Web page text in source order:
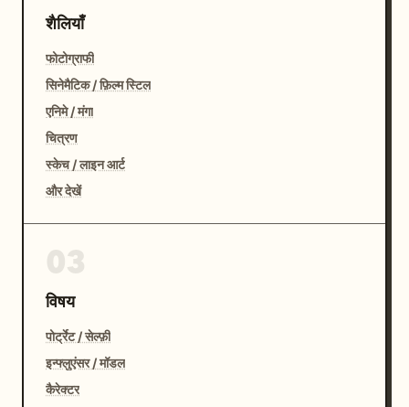
शैलियाँ
फोटोग्राफी
सिनेमैटिक / फ़िल्म स्टिल
एनिमे / मंगा
चित्रण
स्केच / लाइन आर्ट
और देखें
विषय
पोर्ट्रेट / सेल्फ़ी
इन्फ्लुएंसर / मॉडल
कैरेक्टर